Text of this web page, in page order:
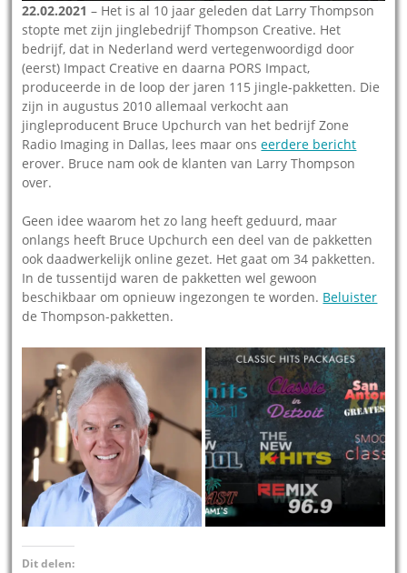
22.02.2021 – Het is al 10 jaar geleden dat Larry Thompson
stopte met zijn jinglebedrijf Thompson Creative. Het
bedrijf, dat in Nederland werd vertegenwoordigd door
(eerst) Impact Creative en daarna PORS Impact,
produceerde in de loop der jaren 115 jingle-pakketten. Die
zijn in augustus 2010 allemaal verkocht aan
jingleproducent Bruce Upchurch van het bedrijf Zone
Radio Imaging in Dallas, lees maar onseerdere bericht
erover. Bruce nam ook de klanten van Larry Thompson
over.
Geen idee waarom het zo lang heeft geduurd, maar
onlangs heeft Bruce Upchurch een deel van de pakketten
ook daadwerkelijk online gezet. Het gaat om 34 pakketten.
In de tussentijd waren de pakketten wel gewoon
beschikbaar om opnieuw ingezongen te worden. Beluister
de Thompson-pakketten.
Dit delen: